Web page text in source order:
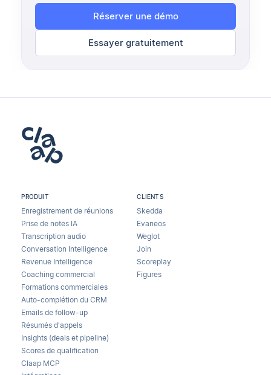
Réserver une démo
Essayer gratuitement
PRODUIT
Enregistrement de réunions
Prise de notes IA
Transcription audio
Conversation Intelligence
Revenue Intelligence
Coaching commercial
Formations commerciales
Auto-complétion du CRM
Emails de follow-up
Résumés d'appels
Insights (deals et pipeline)
Scores de qualification
Claap MCP
CLIENTS
Skedda
Evaneos
Weglot
Join
Scoreplay
Figures